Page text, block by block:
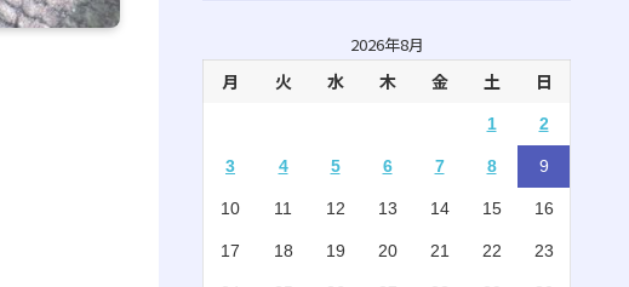
(1)
(5)
(10)
(15)
2026年8月
月 火 水 木 金 土 日
1 2
3 4 5 6 7 8 9
10 11 12 13 14 15 16
17 18 19 20 21 22 23